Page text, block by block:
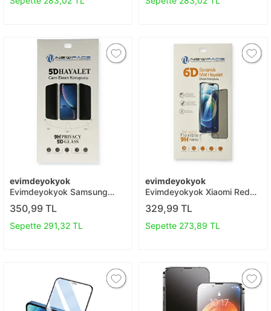
evimdeyokyok
Evimdeyokyok Samsung
Galaxy M52 5g 5d Hayalet
Cam Ekran Koruyucu T20
350,99 TL
Sepette 291,32 TL
evimdeyokyok
Evimdeyokyok Xiaomi Redmi
Note 8 6d Mat Seramik
Hayalet Nano Ekran
Koruyucu T20
329,99 TL
Sepette 273,89 TL